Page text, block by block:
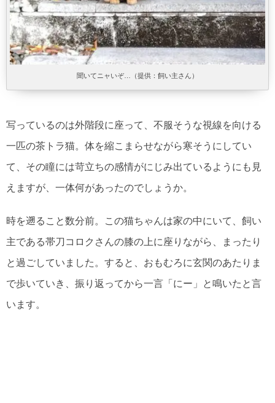
聞いてニャいぞ…（提供：飼い主さん）
写っているのは外階段に座って、不服そうな視線を向ける
一匹の茶トラ猫。体を縮こまらせながら寒そうにしてい
て、その瞳には苛立ちの感情がにじみ出ているようにも見
えますが、一体何があったのでしょうか。
時を遡ること数分前。この猫ちゃんは家の中にいて、飼い
主である帯刀コロクさんの膝の上に座りながら、まったり
と過ごしていました。すると、おもむろに玄関のあたりま
で歩いていき、振り返ってから一言「にー」と鳴いたと言
います。